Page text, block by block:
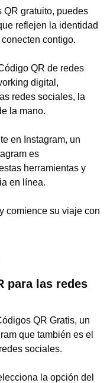
QR gratuito, puedes
reflejen la identidad
contigo.
QR de redes
digital,
redes sociales, la
la mano.
en Instagram, un
es
herramientas y
en línea.
comience su viaje con
para las redes
QR Gratis, un
que también es el
sociales.
la opción del